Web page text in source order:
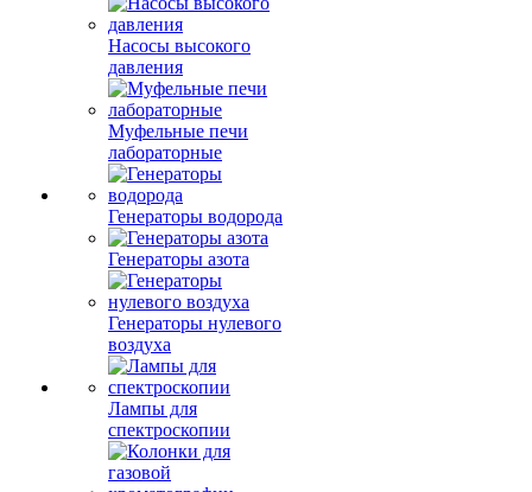
Насосы высокого
давления
Муфельные печи
лабораторные
Генераторы водорода
Генераторы азота
Генераторы нулевого
воздуха
Лампы для
спектроскопии